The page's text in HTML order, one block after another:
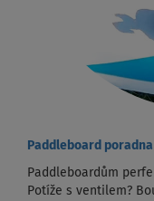
Paddleboard poradna
Paddleboardům
Potíže s ventilem?